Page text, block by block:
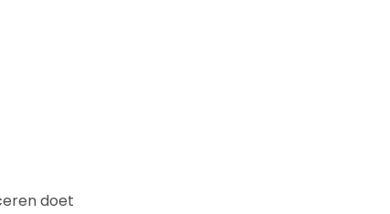
doet